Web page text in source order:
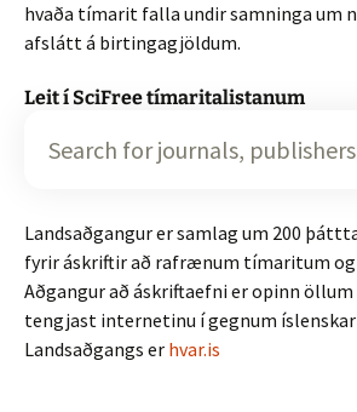
hvaða tímarit falla undir samninga um
afslátt á birtingagjöldum.
Leit í SciFree tímaritalistanum
Landsaðgangur er samlag um 200
fyrir áskriftir að rafrænum tímaritum og
Aðgangur að áskriftaefni er opinn öllum
tengjast internetinu í gegnum
Landsaðgangs er hvar.is